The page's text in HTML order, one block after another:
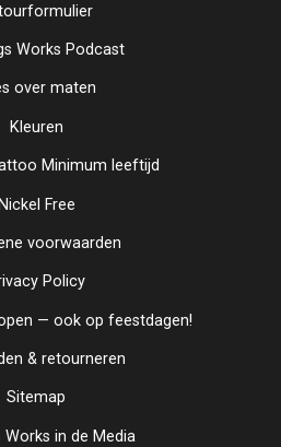
Works Podcast
over maten
Kleuren
Minimum leeftijd
Nickel Free
voorwaarden
Policy
— ook op feestdagen!
& retourneren
Sitemap
Works in de Media